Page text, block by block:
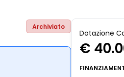
Archiviato
Dotazione
€